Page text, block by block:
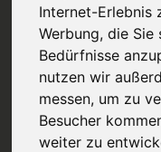
Internet-Erlebnis
Werbung, die Sie
Bedürfnisse
nutzen wir
messen, um zu
Besucher
weiter zu